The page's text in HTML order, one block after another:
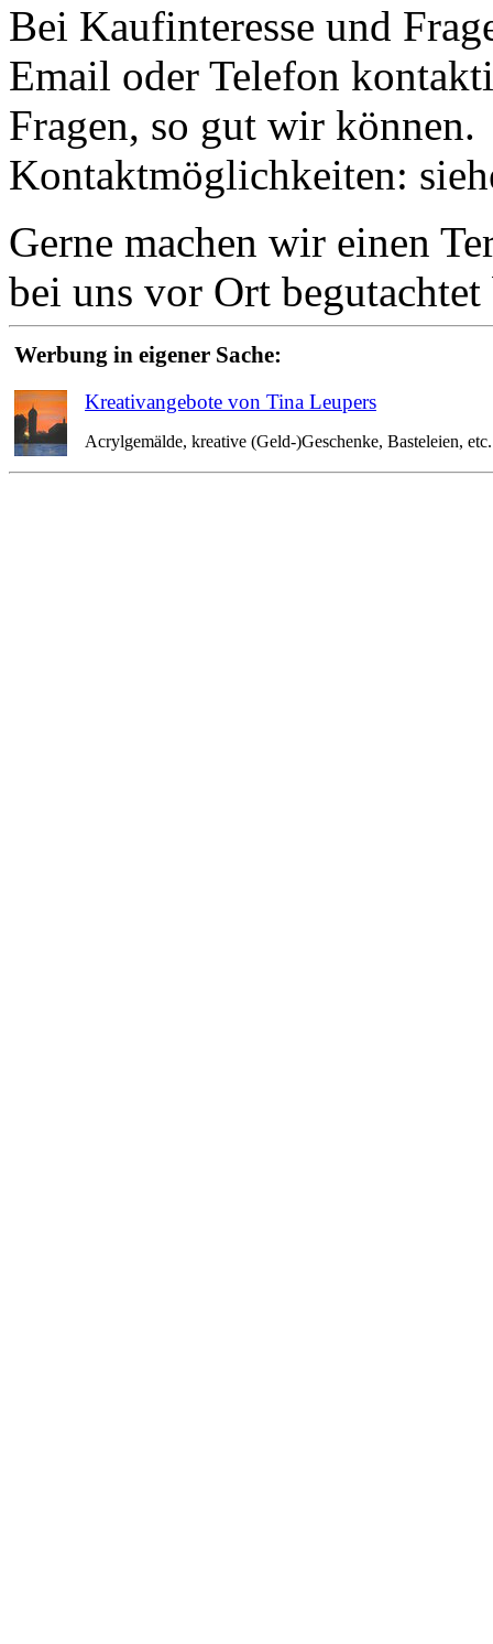
Bei Kaufinteresse und
Email oder Telefon
Fragen, so gut wir können.
Kontaktmöglichkeiten:
Gerne machen wir einen
bei uns vor Ort
Werbung in eigener Sache:
Kreativangebote von Tina Leupers
Acrylgemälde, kreative (Geld-)Geschenke, Basteleien,